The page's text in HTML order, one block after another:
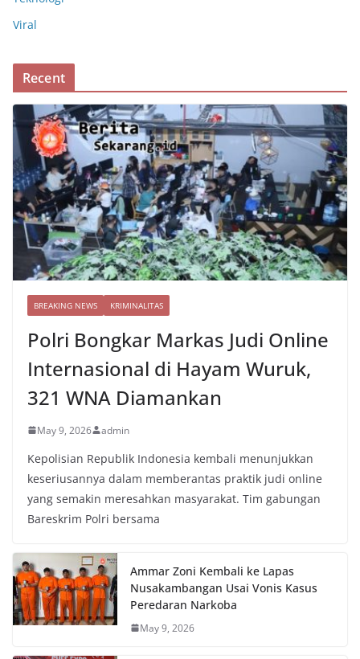
Viral
Recent
BREAKING NEWS KRIMINALITAS
Polri Bongkar Markas Judi Online
Internasional di Hayam Wuruk,
321 WNA Diamankan
May 9, 2026 admin
Kepolisian Republik Indonesia kembali menunjukkan
keseriusannya dalam memberantas praktik judi online
yang semakin meresahkan masyarakat. Tim gabungan
Bareskrim Polri bersama
Ammar Zoni Kembali ke Lapas
Nusakambangan Usai Vonis Kasus
Peredaran Narkoba
May 9, 2026